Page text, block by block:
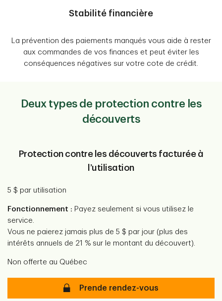
Stabilité financière
La prévention des paiements manqués vous aide à rester
aux commandes de vos finances et peut éviter les
conséquences négatives sur votre cote de crédit.
Deux types de protection contre les
découverts
Protection contre les découverts facturée à
l’utilisation
5 $ par utilisation
Fonctionnement : Payez seulement si vous utilisez le
service.
Vous ne paierez jamais plus de 5 $ par jour (plus des
intérêts annuels de 21 % sur le montant du découvert).
Non offerte au Québec
Protection contre les découverts
Prende rendez-vous